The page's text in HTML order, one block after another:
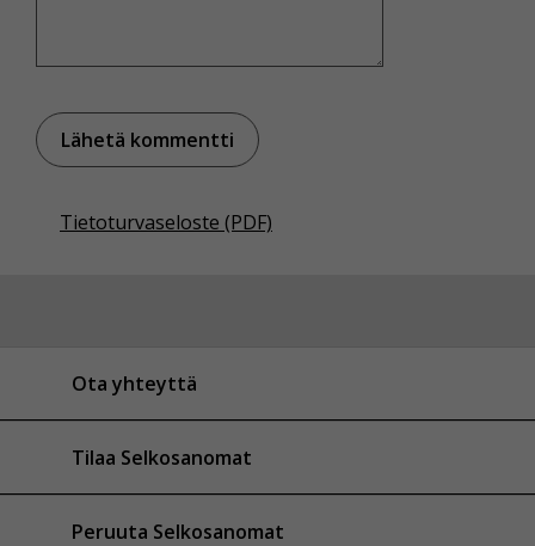
Tietoturvaseloste (PDF)
Ota yhteyttä
Tilaa Selkosanomat
Peruuta Selkosanomat